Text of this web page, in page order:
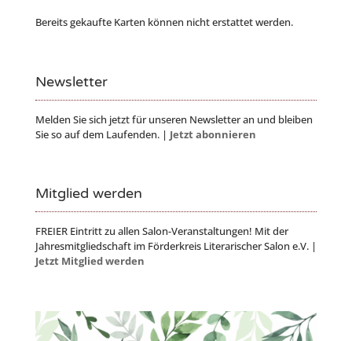
Bereits gekaufte Karten können nicht erstattet werden.
Newsletter
Melden Sie sich jetzt für unseren Newsletter an und bleiben
Sie so auf dem Laufenden. | Jetzt abonnieren
Mitglied werden
FREIER Eintritt zu allen Salon-Veranstaltungen! Mit der
Jahresmitgliedschaft im Förderkreis Literarischer Salon e.V. |
Jetzt Mitglied werden